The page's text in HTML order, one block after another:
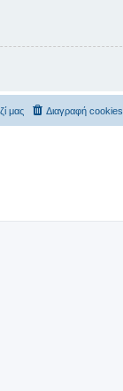
Διαγραφή cookies
μας